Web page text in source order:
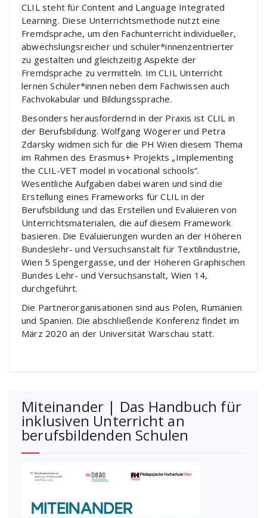
CLIL steht für Content and Language Integrated
Learning. Diese Unterrichtsmethode nutzt eine
Fremdsprache, um den Fachunterricht individueller,
abwechslungsreicher und schüler*innenzentrierter
zu gestalten und gleichzeitig Aspekte der
Fremdsprache zu vermitteln. Im CLIL Unterricht
lernen Schüler*innen neben dem Fachwissen auch
Fachvokabular und Bildungssprache.
Besonders herausfordernd in der Praxis ist CLIL in
der Berufsbildung. Wolfgang Wögerer und Petra
Zdarsky widmen sich für die PH Wien diesem Thema
im Rahmen des Erasmus+ Projekts „Implementing
the CLIL-VET model in vocational schools“.
Wesentliche Aufgaben dabei waren und sind die
Erstellung eines Frameworks für CLIL in der
Berufsbildung und das Erstellen und Evaluieren von
Unterrichtsmaterialen, die auf diesem Framework
basieren. Die Evaluierungen wurden an der Höheren
Bundeslehr- und Versuchsanstalt für Textilindustrie,
Wien 5 Spengergasse, und der Höheren Graphischen
Bundes Lehr- und Versuchsanstalt, Wien 14,
durchgeführt.
Die Partnerorganisationen sind aus Polen, Rumänien
und Spanien. Die abschließende Konferenz findet im
März 2020 an der Universität Warschau statt.
Miteinander | Das Handbuch für
inklusiven Unterricht an
berufsbildenden Schulen